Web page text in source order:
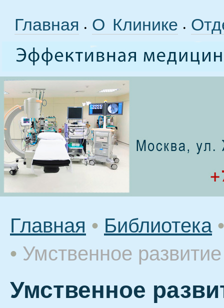
Главная • О Клинике •
Главная • Библиотека •
• Умственное
Умственное